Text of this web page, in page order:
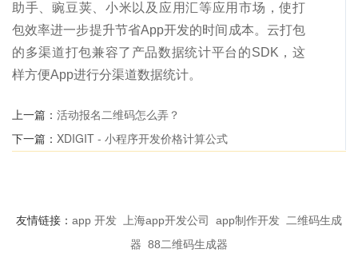
助手、豌豆荚、小米以及应用汇等应用市场，使打
包效率进一步提升节省App开发的时间成本。云打包
的多渠道打包兼容了产品数据统计平台的SDK，这
样方便App进行分渠道数据统计。
上一篇： 活动报名二维码怎么弄？
下一篇： XDIGIT - 小程序开发价格计算公式
友情链接： app 开发 上海app开发公司 app制作开发
二维码生成
器 88二维码生成器